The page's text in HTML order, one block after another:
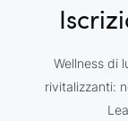
Wellness di
rivitalizzanti: